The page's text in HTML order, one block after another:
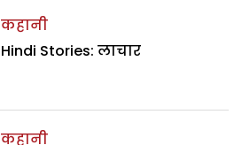
कहानी
Hindi Stories: लाचार
कहानी